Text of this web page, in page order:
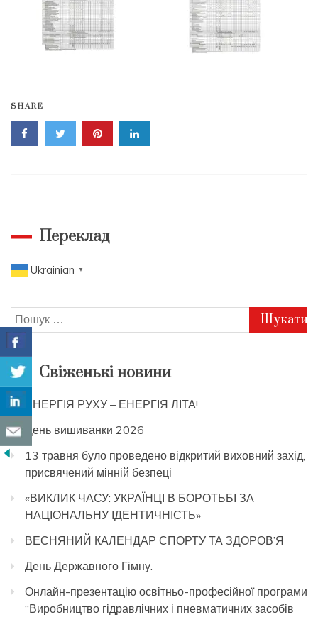
SHARE
Переклад
Ukrainian ▼
Пошук:
Свіженькі новини
ЕНЕРГІЯ РУХУ – ЕНЕРГІЯ ЛІТА!
День вишиванки 2026
13 травня було проведено відкритий виховний захід,
присвячений мінній безпеці
«ВИКЛИК ЧАСУ: УКРАЇНЦІ В БОРОТЬБІ ЗА
НАЦІОНАЛЬНУ ІДЕНТИЧНІСТЬ»
ВЕСНЯНИЙ КАЛЕНДАР СПОРТУ ТА ЗДОРОВ’Я
День Державного Гімну.
Онлайн-презентацію освітньо-професійної програми
“Виробництво гідравлічних і пневматичних засобів